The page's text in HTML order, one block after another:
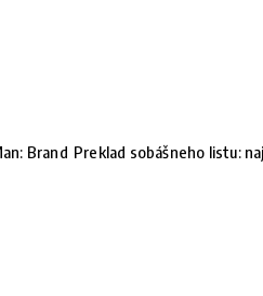
Brand Preklad sobášneho listu: